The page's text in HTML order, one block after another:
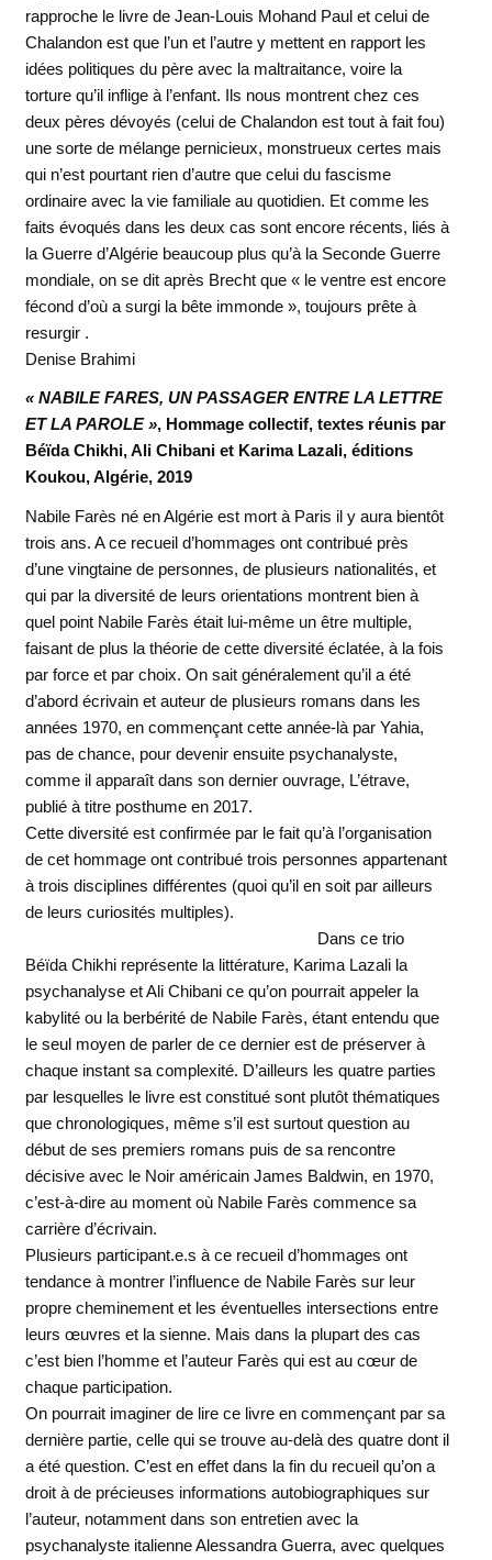
rapproche le livre de Jean-Louis Mohand Paul et celui de
Chalandon est que l’un et l’autre y mettent en rapport les
idées politiques du père avec la maltraitance, voire la
torture qu’il inflige à l’enfant. Ils nous montrent chez ces
deux pères dévoyés (celui de Chalandon est tout à fait fou)
une sorte de mélange pernicieux, monstrueux certes mais
qui n’est pourtant rien d’autre que celui du fascisme
ordinaire avec la vie familiale au quotidien. Et comme les
faits évoqués dans les deux cas sont encore récents, liés à
la Guerre d’Algérie beaucoup plus qu’à la Seconde Guerre
mondiale, on se dit après Brecht que « le ventre est encore
fécond d’où a surgi la bête immonde », toujours prête à
resurgir .
Denise Brahimi
« NABILE FARES, UN PASSAGER ENTRE LA LETTRE
ET LA PAROLE », Hommage collectif, textes réunis par
Béïda Chikhi, Ali Chibani et Karima Lazali, éditions
Koukou, Algérie, 2019
Nabile Farès né en Algérie est mort à Paris il y aura bientôt
trois ans. A ce recueil d’hommages ont contribué près
d’une vingtaine de personnes, de plusieurs nationalités, et
qui par la diversité de leurs orientations montrent bien à
quel point Nabile Farès était lui-même un être multiple,
faisant de plus la théorie de cette diversité éclatée, à la fois
par force et par choix. On sait généralement qu’il a été
d’abord écrivain et auteur de plusieurs romans dans les
années 1970, en commençant cette année-là par Yahia,
pas de chance, pour devenir ensuite psychanalyste,
comme il apparaît dans son dernier ouvrage, L’étrave,
publié à titre posthume en 2017.
Cette diversité est confirmée par le fait qu’à l’organisation
de cet hommage ont contribué trois personnes appartenant
à trois disciplines différentes (quoi qu’il en soit par ailleurs
de leurs curiosités multiples).
Dans ce trio
Béïda Chikhi représente la littérature, Karima Lazali la
psychanalyse et Ali Chibani ce qu’on pourrait appeler la
kabylité ou la berbérité de Nabile Farès, étant entendu que
le seul moyen de parler de ce dernier est de préserver à
chaque instant sa complexité. D’ailleurs les quatre parties
par lesquelles le livre est constitué sont plutôt thématiques
que chronologiques, même s’il est surtout question au
début de ses premiers romans puis de sa rencontre
décisive avec le Noir américain James Baldwin, en 1970,
c’est-à-dire au moment où Nabile Farès commence sa
carrière d’écrivain.
Plusieurs participant.e.s à ce recueil d’hommages ont
tendance à montrer l’influence de Nabile Farès sur leur
propre cheminement et les éventuelles intersections entre
leurs œuvres et la sienne. Mais dans la plupart des cas
c’est bien l’homme et l’auteur Farès qui est au cœur de
chaque participation.
On pourrait imaginer de lire ce livre en commençant par sa
dernière partie, celle qui se trouve au-delà des quatre dont il
a été question. C’est en effet dans la fin du recueil qu’on a
droit à de précieuses informations autobiographiques sur
l’auteur, notamment dans son entretien avec la
psychanalyste italienne Alessandra Guerra, avec quelques